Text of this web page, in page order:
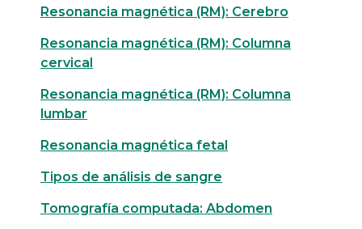
Resonancia magnética (RM): Cerebro
Resonancia magnética (RM): Columna
cervical
Resonancia magnética (RM): Columna
lumbar
Resonancia magnética fetal
Tipos de análisis de sangre
Tomografía computada: Abdomen